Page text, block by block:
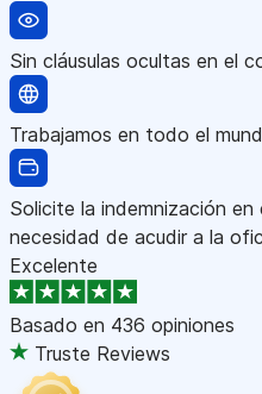
Sin cláusulas ocultas en el
Trabajamos en todo el
Solicite la indemnización
necesidad de acudir a la
Excelente
Basado en 436 opiniones
Truste Reviews